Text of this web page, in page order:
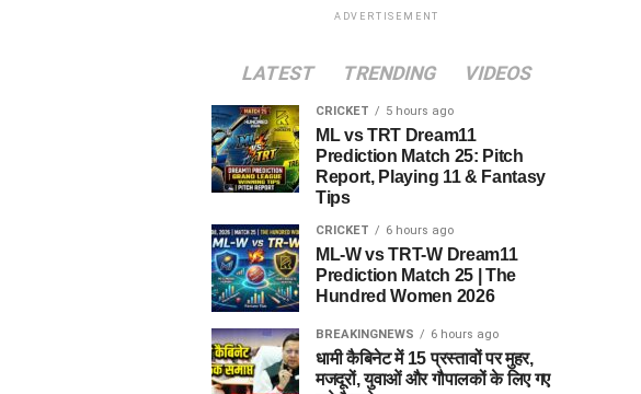
ADVERTISEMENT
LATEST TRENDING VIDEOS
CRICKET 5 hours ago
ML vs TRT Dream11
Prediction Match 25: Pitch
Report, Playing 11 & Fantasy
Tips
CRICKET 6 hours ago
ML-W vs TRT-W Dream11
Prediction Match 25 | The
Hundred Women 2026
BREAKINGNEWS 6 hours ago
धामी कैबिनेट में 15 प्रस्तावों पर मुहर,
मजदूरों, युवाओं और गौपालकों के लिए गए